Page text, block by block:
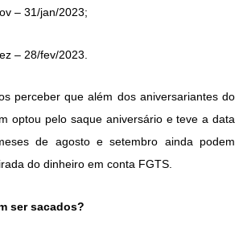
– 31/jan/2023;
– 28/fev/2023.
perceber que além dos aniversariantes do
optou pelo saque aniversário e teve a data
de agosto e setembro ainda podem
do dinheiro em conta FGTS.
ser sacados?